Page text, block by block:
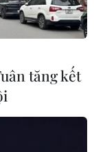
tăng kết